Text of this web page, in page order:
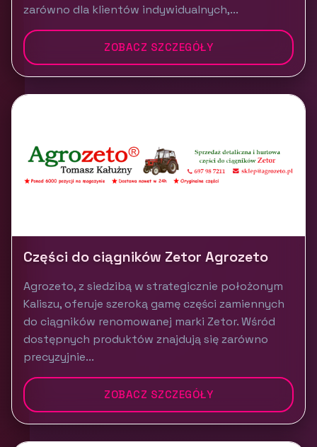
zarówno dla klientów indywidualnych,...
ZOBACZ SZCZEGÓŁY
Części do ciągników Zetor Agrozeto
Agrozeto, z siedzibą w strategicznie położonym
Kaliszu, oferuje szeroką gamę części zamiennych
do ciągników renomowanej marki Zetor. Wśród
dostępnych produktów znajdują się zarówno
precyzyjnie...
ZOBACZ SZCZEGÓŁY